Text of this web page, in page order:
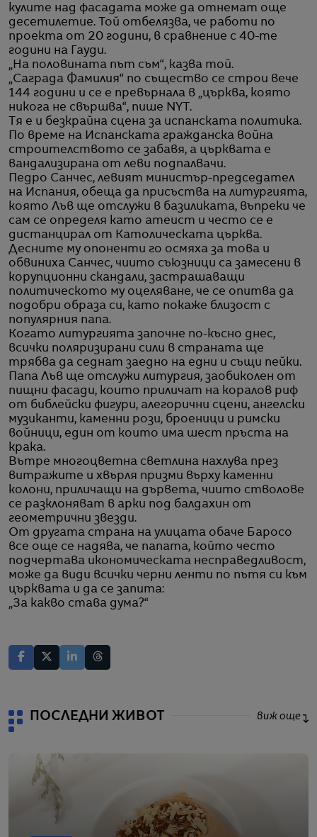
кулите над фасадата може да отнемат още
десетилетие. Той отбелязва, че работи по
проекта от 20 години, в сравнение с 40-те
години на Гауди.
„На половината път съм“, казва той.
„Саграда Фамилия“ по същество се строи вече
144 години и се е превърнала в „църква, която
никога не свършва“, пише NYT.
Тя е и безкрайна сцена за испанската политика.
По време на Испанската гражданска война
строителството се забавя, а църквата е
вандализирана от леви подпалвачи.
Педро Санчес, левият министър-председател
на Испания, обеща да присъства на литургията,
която Лъв ще отслужи в базиликата, въпреки че
сам се определя като атеист и често се е
дистанцирал от Католическата църква.
Десните му опоненти го осмяха за това и
обвиниха Санчес, чиито съюзници са замесени в
корупционни скандали, застрашаващи
политическото му оцеляване, че се опитва да
подобри образа си, като покаже близост с
популярния папа.
Когато литургията започне по-късно днес,
всички поляризирани сили в страната ще
трябва да седнат заедно на едни и същи пейки.
Папа Лъв ще отслужи литургия, заобиколен от
пищни фасади, които приличат на коралов риф
от библейски фигури, алегорични сцени, ангелски
музиканти, каменни рози, броеници и римски
войници, един от които има шест пръста на
крака.
Вътре многоцветна светлина нахлува през
витражите и хвърля призми върху каменни
колони, приличащи на дървета, чиито стволове
се разклоняват в арки под балдахин от
геометрични звезди.
От другата страна на улицата обаче Баросо
все още се надява, че папата, който често
подчертава икономическата несправедливост,
може да види всички черни ленти по пътя си към
църквата и да се запита:
„За какво става дума?“
ПОСЛЕДНИ ЖИВОТ виж още